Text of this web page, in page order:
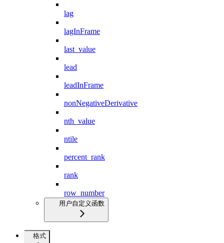
lag
lagInFrame
last_value
lead
leadInFrame
nonNegativeDerivative
nth_value
ntile
percent_rank
rank
row_number
用户自定义函数
格式